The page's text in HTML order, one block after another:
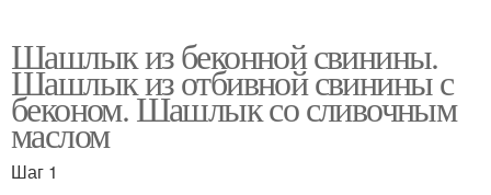
Шашлык из беконной свинины.
Шашлык из отбивной свинины с
беконом. Шашлык со сливочным
маслом
Шаг 1